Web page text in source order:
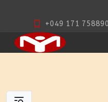
+049 171
Teil des Titels eingeben